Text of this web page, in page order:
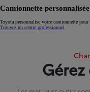
Camionnette personnalisée
Toyota personnalise votre camionnette pour
Trouvez un centre professionnel